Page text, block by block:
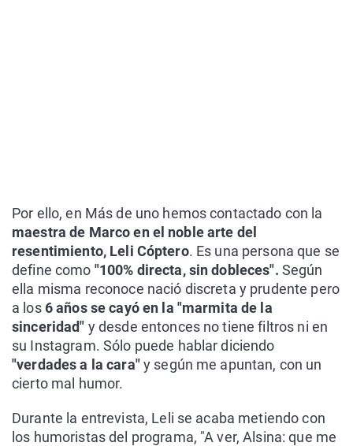
Por ello, en Más de uno hemos contactado con la
maestra de Marco en el noble arte del
resentimiento, Leli Cóptero. Es una persona que se
define como "100% directa, sin dobleces". Según
ella misma reconoce nació discreta y prudente pero
a los6 años se cayó en la "marmita de la
sinceridad" y desde entonces no tiene filtros ni en
su Instagram. Sólo puede hablar diciendo
"verdades a la cara"y según me apuntan, con un
cierto mal humor.
Durante la entrevista, Leli se acaba metiendo con
los humoristas del programa, "A ver, Alsina: que me